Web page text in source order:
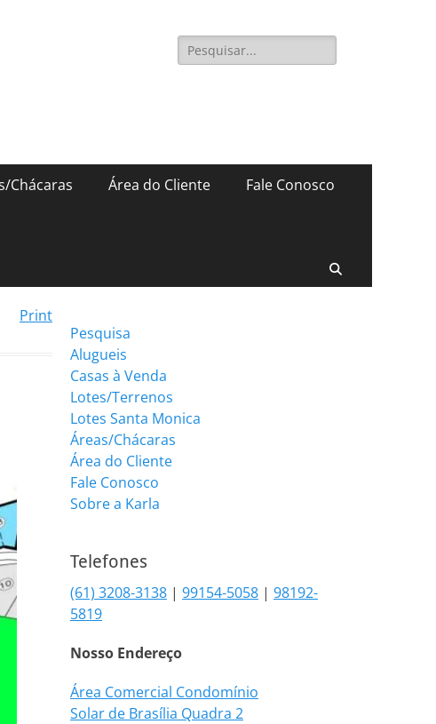
Pesquisar
por:
Chácaras Área do Cliente Fale Conosco
Print
Pesquisa
Alugueis
Casas à Venda
Lotes/Terrenos
Lotes Santa Monica
Áreas/Chácaras
Área do Cliente
Fale Conosco
Sobre a Karla
Telefones
(61) 3208-3138 | 99154-5058 | 98192-
5819
Nosso Endereço
Área Comercial Condomínio
Solar de Brasília Quadra 2